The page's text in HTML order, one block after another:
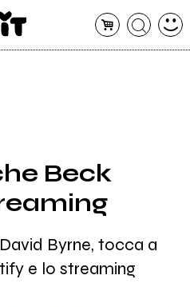
Beck
Byrne, tocca a
e lo streaming